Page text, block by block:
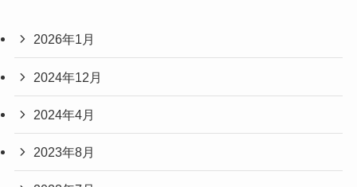
2026年1月
2024年12月
2024年4月
2023年8月